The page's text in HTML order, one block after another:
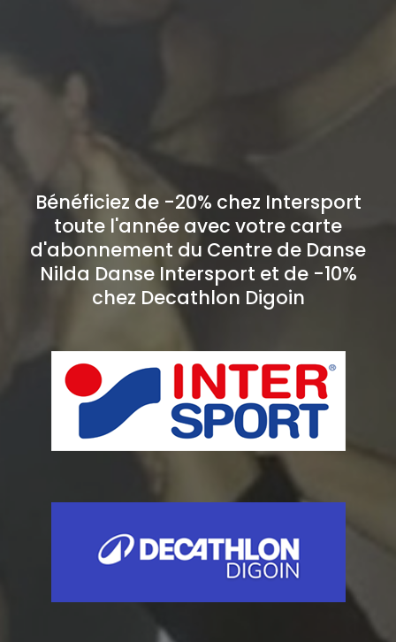
Bénéficiez de -20% chez Intersport
toute l'année avec votre carte
d'abonnement du Centre de Danse
Nilda Danse Intersport et de -10%
chez Decathlon Digoin